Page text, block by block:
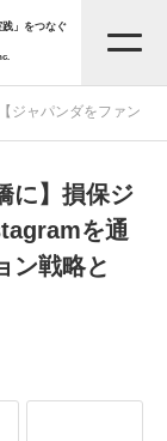
」をつなぐ
【ジャパンダをファン
に】損保ジ
を通
ン戦略と